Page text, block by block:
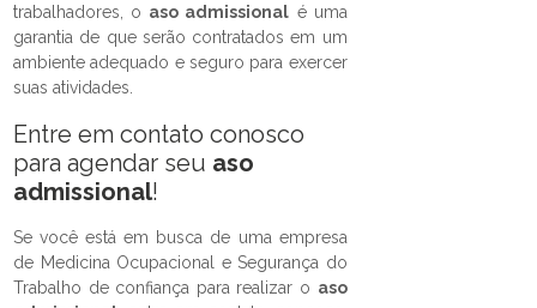
trabalhadores, o aso admissional é uma
garantia de que serão contratados em um
ambiente adequado e seguro para exercer
suas atividades.
Entre em contato conosco
para agendar seu aso
admissional!
Se você está em busca de uma empresa
de Medicina Ocupacional e Segurança do
Trabalho de confiança para realizar o aso